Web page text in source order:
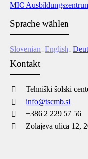
MIC
Sprache wählen
Slovenian English
Kontakt
Tehniški šolski
info@tscmb.si
+386 2 229 57 56
Zolajeva ulica 12,